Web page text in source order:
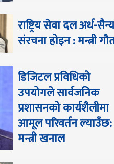
राष्ट्रिय सेवा दल अर्ध-
संरचना होइन : मन्त्री
डिजिटल प्रविधिको
उपयोगले सार्वजनिक
प्रशासनको कार्यशैलीमा
आमूल परिवर्तन ल्याउँछ:
मन्त्री खनाल